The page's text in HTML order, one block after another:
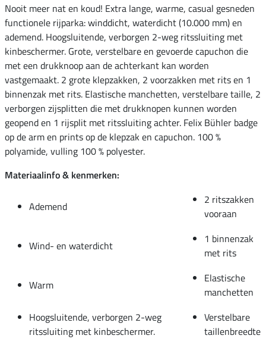
Nooit meer nat en koud! Extra lange, warme, casual gesneden
functionele rijparka: winddicht, waterdicht (10.000 mm) en
ademend. Hoogsluitende, verborgen 2-weg ritssluiting met
kinbeschermer. Grote, verstelbare en gevoerde capuchon die
met een drukknoop aan de achterkant kan worden
vastgemaakt. 2 grote klepzakken, 2 voorzakken met rits en 1
binnenzak met rits. Elastische manchetten, verstelbare taille, 2
verborgen zijsplitten die met drukknopen kunnen worden
geopend en 1 rijsplit met ritssluiting achter. Felix Bühler badge
op de arm en prints op de klepzak en capuchon. 100 %
polyamide, vulling 100 % polyester.
Materiaalinfo & kenmerken:
Ademend
2 ritszakken
vooraan
Wind- en waterdicht
1 binnenzak
met rits
Warm
Elastische
manchetten
Hoogsluitende, verborgen 2-weg
ritssluiting met kinbeschermer.
Verstelbare
taillenbreedte